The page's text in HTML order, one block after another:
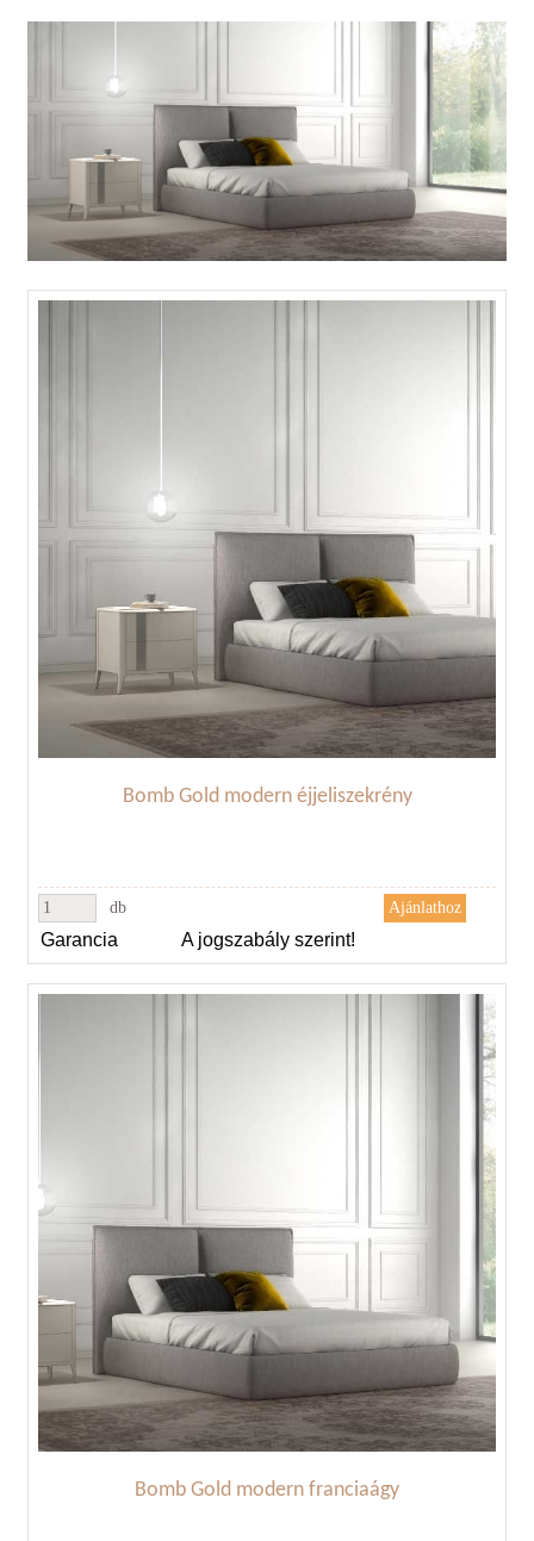
Bomb Gold modern éjjeliszekrény
db
Garancia A jogszabály szerint!
Bomb Gold modern franciaágy